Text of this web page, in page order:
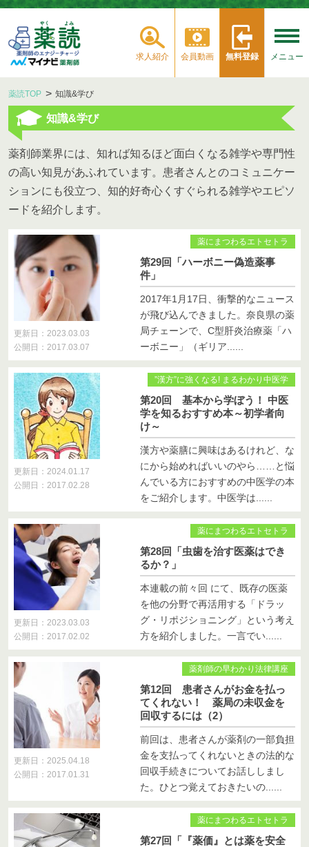
求人紹介 会員動画 無料登録 メニュー
薬読TOP 知識&学び
知識&学び
薬剤師業界には、知れば知るほど面白くなる雑学や専門性
の高い知見があふれています。患者さんとのコミュニケー
ションにも役立つ、知的好奇心くすぐられる雑学やエピソ
ードを紹介します。
更新日：2023.03.03
公開日：2017.03.07
薬にまつわるエトセトラ
第29回「ハーボニー偽造薬事
件」
2017年1月17日、衝撃的なニュース
が飛び込んできました。奈良県の薬
局チェーンで、C型肝炎治療薬「ハ
ーボニー」（ギリア......
更新日：2024.01.17
公開日：2017.02.28
”漢方”に強くなる! まるわかり中医学
第20回 基本から学ぼう！ 中医
学を知るおすすめ本～初学者向
け～
漢方や薬膳に興味はあるけれど、な
にから始めればいいのやら……と悩
んでいる方におすすめの中医学の本
をご紹介します。中医学は......
更新日：2023.03.03
公開日：2017.02.02
薬にまつわるエトセトラ
第28回「虫歯を治す医薬はでき
るか？」
本連載の前々回 にて、既存の医薬
を他の分野で再活用する「ドラッ
グ・リポジショニング」という考え
方を紹介しました。一言でい......
更新日：2025.04.18
公開日：2017.01.31
薬剤師の早わかり法律講座
第12回 患者さんがお金を払っ
てくれない！ 薬局の未収金を
回収するには（2）
前回は、患者さんが薬剤の一部負担
金を支払ってくれないときの法的な
回収手続きについてお話ししまし
た。ひとつ覚えておきたいの......
薬にまつわるエトセトラ
第27回「『薬価』とは薬を安全